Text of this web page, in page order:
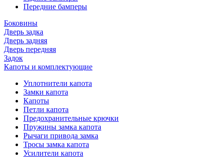
Передние бамперы
Боковины
Дверь задка
Дверь задняя
Дверь передняя
Задок
Капоты и комплектующие
Уплотнители капота
Замки капота
Капоты
Петли капота
Предохранительные крючки
Пружины замка капота
Рычаги привода замка
Тросы замка капота
Усилители капота